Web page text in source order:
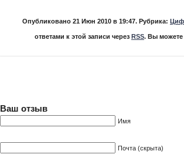
Опубликовано 21 Июн 2010 в 19:47. Рубрика:
ответами к этой записи через RSS. Вы можете
Ваш отзыв
Имя
Почта (скрыта)